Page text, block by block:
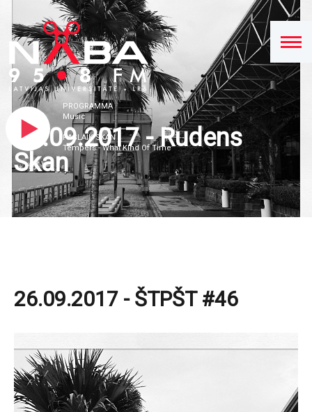
PROGRAMMA
Music
PAŠLAIK SKAN
Tempers - What Kind Of Time
26.09.2017 - Rudens
Skan
26.09.2017 - ŠTPŠT #46